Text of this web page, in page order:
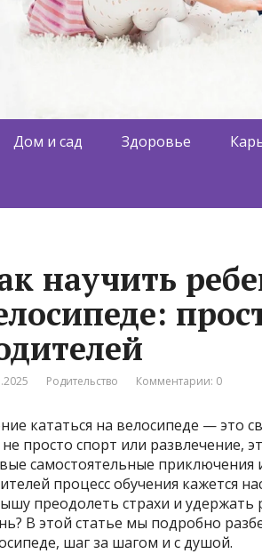
Дом и сад Здоровье
научить
Родительство Комментарии: 0
кататься на велосипеде — это
просто спорт или развлечение,
самостоятельные приключения
процесс обучения кажется
преодолеть страхи и удержать
В этой статье мы подробно
шаг за шагом и с душой.